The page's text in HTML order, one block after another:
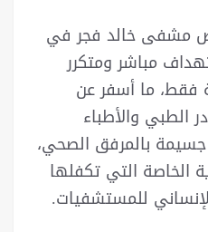
مشفى خالد فجر في
مباشر ومتكرر
خلال 24 ساعة فقط، ما أسفر عن
الطبي والأطباء
جسيمة بالمرفق الصحي،
الخاصة التي تكفلها
للمستشفيات.